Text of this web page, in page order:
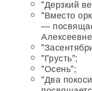
"Дерзкий
"Вместо
—
"Грусть";
"Осень";
"Два